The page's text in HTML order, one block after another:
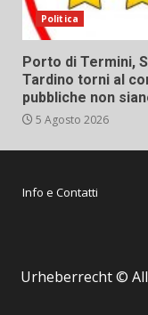
Politica
Porto di Termini,
Tardino torni al
pubbliche non
5 Agosto 2026
Info e Contatti
Urheberrecht ©